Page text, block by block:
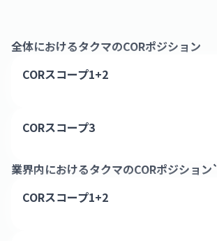
全体におけるタクマのCORポジション
CORスコープ1+2
CORスコープ3
業界内におけるタクマのCORポジション`
CORスコープ1+2